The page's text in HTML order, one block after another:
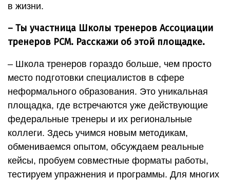
в жизни.
– Ты участница Школы тренеров Ассоциации
тренеров РСМ. Расскажи об этой площадке.
– Школа тренеров гораздо больше, чем просто
место подготовки специалистов в сфере
неформального образования. Это уникальная
площадка, где встречаются уже действующие
федеральные тренеры и их региональные
коллеги. Здесь учимся новым методикам,
обмениваемся опытом, обсуждаем реальные
кейсы, пробуем совместные форматы работы,
тестируем упражнения и программы. Для многих